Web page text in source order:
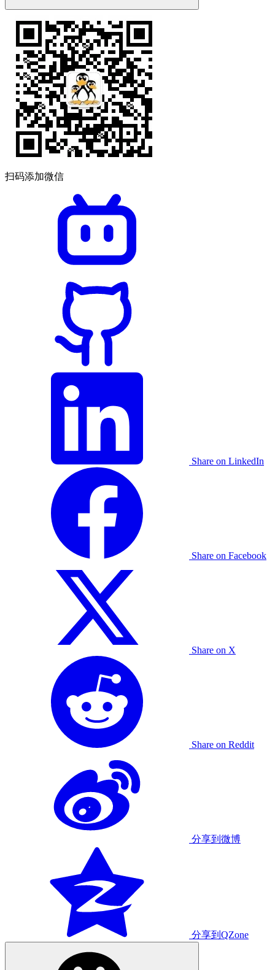
扫码添加微信
Share on LinkedIn
Share on Facebook
Share on X
Share on Reddit
分享到微博
分享到QZone